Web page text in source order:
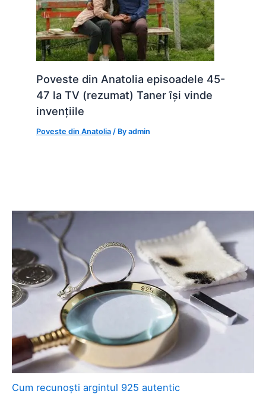
Poveste din Anatolia episoadele 45-
47 la TV (rezumat) Taner își vinde
invențiile
Poveste din Anatolia / Byadmin
Cum recunoști argintul 925 autentic